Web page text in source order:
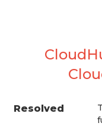
Resolved